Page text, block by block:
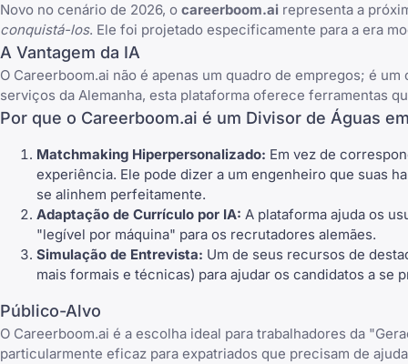
Novo no cenário de 2026, o careerboom.ai representa a
conquistá-los. Ele foi projetado especificamente para a era
A Vantagem da IA
O Careerboom.ai não é apenas um quadro de empregos; é
serviços da Alemanha, esta plataforma oferece ferramentas
Por que o Careerboom.ai é um Divisor de Águas
Matchmaking Hiperpersonalizado: Em vez de
experiência. Ele pode dizer a um engenheiro que suas
se alinhem perfeitamente.
Adaptação de Currículo por IA: A plataforma ajuda os
"legível por máquina" para os recrutadores alemães.
Simulação de Entrevista: Um de seus recursos de
mais formais e técnicas) para ajudar os candidatos a se
Público-Alvo
O Careerboom.ai é a escolha ideal para trabalhadores da
particularmente eficaz para expatriados que precisam de